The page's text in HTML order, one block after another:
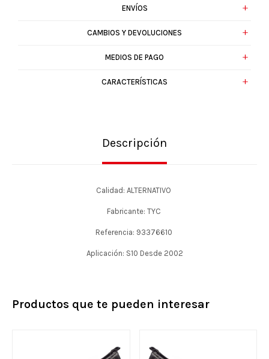
ENVÍOS
CAMBIOS Y DEVOLUCIONES
MEDIOS DE PAGO
CARACTERÍSTICAS
Descripción
Calidad: ALTERNATIVO
Fabricante: TYC
Referencia: 93376610
Aplicación: S10 Desde 2002
Productos que te pueden interesar